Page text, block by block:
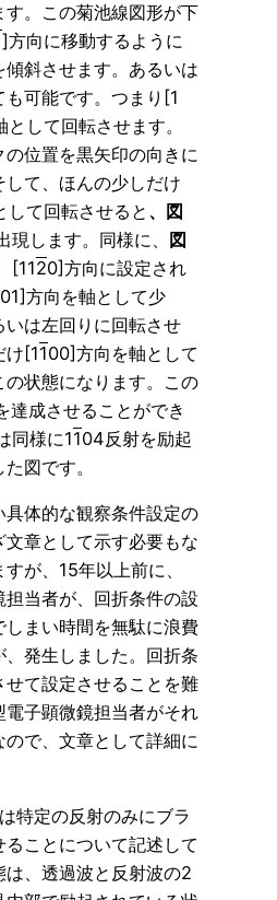
す。この菊池線図形が下
]方向に移動するように
傾斜させます。あるいは
可能です。つまり[1
して回転させます。
位置を黒矢印の向きに
て、ほんの少しだけ
て回転させると 、図
現します。同様に、
図
[1120]方向に設定され
方向を軸として少
いは左回りに回転させ
け[1100]方向を軸として
の状態になります。この
達成させることができ
同様に1104反射を励起
図です。
具体的な観察条件設定の
章として示す必要もな
が、15年以上前に、
当者が、回折条件の設
しまい時間を無駄に浪費
、発生しました。回折条
て設定させることを難
電子顕微鏡担当者がそれ
で、文章として詳細に
特定の反射のみにブラ
ることについて記述して
は、透過波と反射波の2